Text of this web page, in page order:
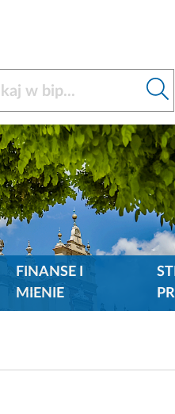
FINANSE I
MIENIE